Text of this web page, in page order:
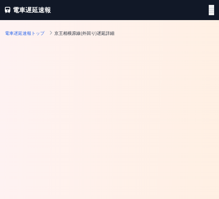
電車遅延速報
電車遅延速報トップ 京王相模原線(外回り)遅延詳細